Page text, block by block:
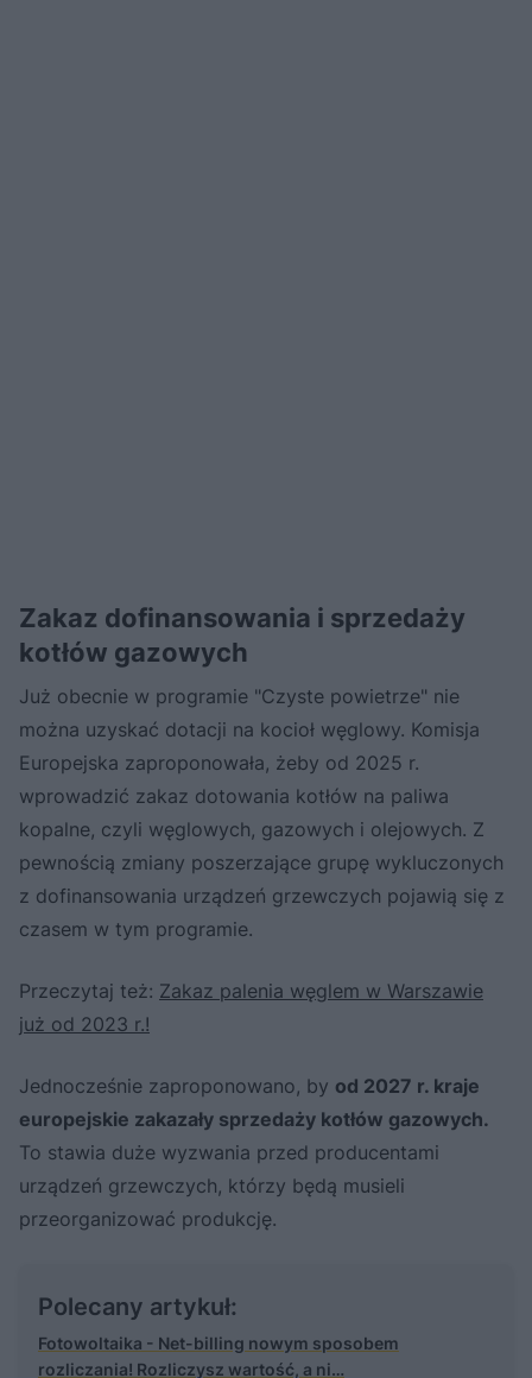
Zakaz dofinansowania i sprzedaży
kotłów gazowych
Już obecnie w programie "Czyste powietrze" nie
można uzyskać dotacji na kocioł węglowy. Komisja
Europejska zaproponowała, żeby od 2025 r.
wprowadzić zakaz dotowania kotłów na paliwa
kopalne, czyli węglowych, gazowych i olejowych. Z
pewnością zmiany poszerzające grupę wykluczonych
z dofinansowania urządzeń grzewczych pojawią się z
czasem w tym programie.
Przeczytaj też: Zakaz palenia węglem w Warszawie
już od 2023 r.!
Jednocześnie zaproponowano, by od 2027 r. kraje
europejskie zakazały sprzedaży kotłów gazowych.
To stawia duże wyzwania przed producentami
urządzeń grzewczych, którzy będą musieli
przeorganizować produkcję.
Polecany artykuł:
Fotowoltaika - Net-billing nowym sposobem
rozliczania! Rozliczysz wartość, a ni…